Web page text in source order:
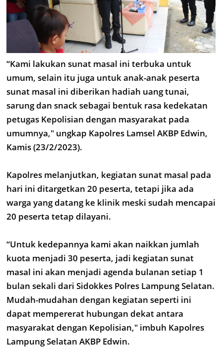
“Kami lakukan sunat masal ini terbuka untuk
umum, selain itu juga untuk anak-anak peserta
sunat masal ini diberikan hadiah uang tunai,
sarung dan snack sebagai bentuk rasa kedekatan
petugas Kepolisian dengan masyarakat pada
umumnya," ungkap Kapolres Lamsel AKBP Edwin,
Kamis (23/2/2023).
Kapolres melanjutkan, kegiatan sunat masal pada
hari ini ditargetkan 20 peserta, tetapi jika ada
warga yang datang ke klinik meski sudah mencapai
20 peserta tetap dilayani.
“Untuk kedepannya kami akan naikkan jumlah
kuota menjadi 30 peserta, jadi kegiatan sunat
masal ini akan menjadi agenda bulanan setiap 1
bulan sekali dari Sidokkes Polres Lampung Selatan.
Mudah-mudahan dengan kegiatan seperti ini
dapat mempererat hubungan dekat antara
masyarakat dengan Kepolisian," imbuh Kapolres
Lampung Selatan AKBP Edwin.